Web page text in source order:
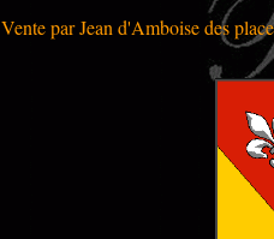
Vente par Jean d'Amboise des